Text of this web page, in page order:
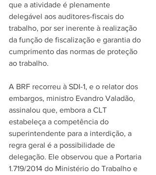
que a atividade é plenamente
delegável aos auditores-fiscais do
trabalho, por ser inerente à realização
da função de fiscalização e garantia do
cumprimento das normas de proteção
ao trabalho.
A BRF recorreu à SDI-1, e o relator dos
embargos, ministro Evandro Valadão,
assinalou que, embora a CLT
estabeleça a competência do
superintendente para a interdição, a
regra geral é a possibilidade de
delegação. Ele observou que a Portaria
1.719/2014 do Ministério do Trabalho e